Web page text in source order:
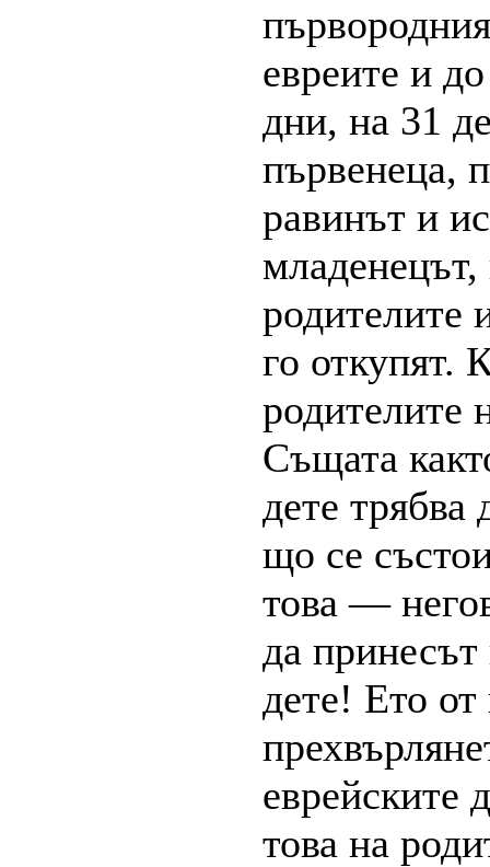
евреите и
дни, на 31
първенеца,
равинът и
младенецът,
родителите
го откупят.
родителите
Същата
дете
що се
това —
да принесът
дете! Ето
еврейските
това на